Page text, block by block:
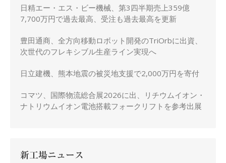
日精エー・エス・ビー機械、第3四半期売上359億
7,700万円で過去最高、受注も過去最高を更新
豊田通商、全方向移動ロボット開発のTriOrbに出資、
次世代のフレキシブル生産ライン実現へ
日立建機、熊本地震の被災地支援で2,000万円を寄付
コマツ、国際物流総合展2026に出、リチウムイオン・
ナトリウムイオン電池搭載フォークリフトを参考出展
新工場ニュース